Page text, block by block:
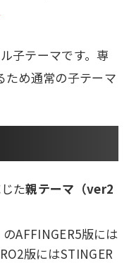
子テーマです。専
ため通常の子テーマ
た親テーマ（ver2
AFFINGER5版には
版にはSTINGER